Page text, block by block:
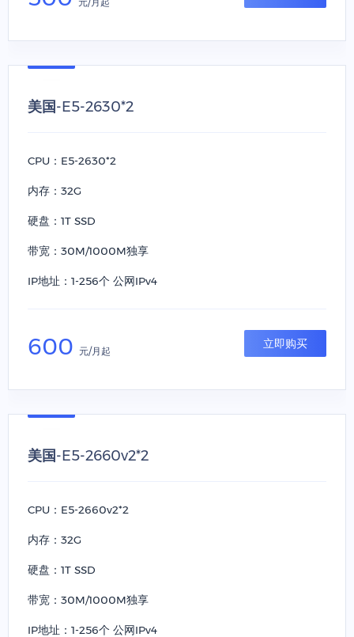
美国-E5-2630*2
CPU：E5-2630*2
内存：32G
硬盘：1T SSD
带宽：30M/1000M独享
IP地址：1-256个 公网IPv4
600 元/月起
立即购买
美国-E5-2660v2*2
CPU：E5-2660v2*2
内存：32G
硬盘：1T SSD
带宽：30M/1000M独享
IP地址：1-256个 公网IPv4